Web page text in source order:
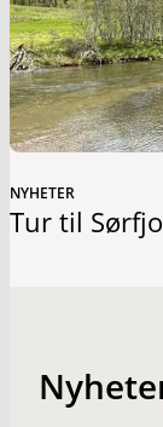
NYHETER
Tur til